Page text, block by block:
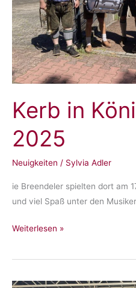
Kerb in
2025
Neuigkeiten / Sylvia Adler
ie Breendeler spielten dort am
und viel Spaß unter den
Kerb
Königshofen
Weiterlesen »